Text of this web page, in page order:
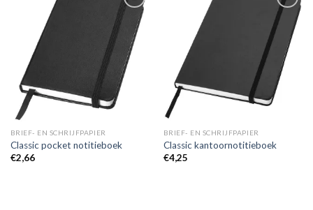
Toevoegen
aan
wenslijst
BRIEF- EN SCHRIJFPAPIER
Classic pocket notitieboek
€2,66
Toevoegen
aan
wenslijst
BRIEF- EN SCHRIJFPAPIER
Classic kantoornotitieboek
€4,25